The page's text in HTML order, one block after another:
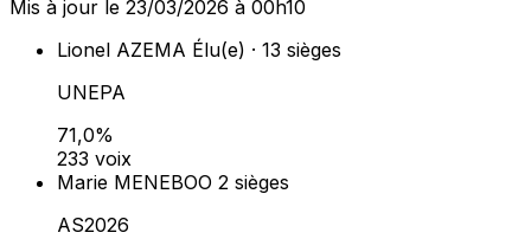
Mis à jour le 23/03/2026 à 00h10
Lionel AZEMA Élu(e) · 13 sièges
UNEPA
71,0%
233 voix
Marie MENEBOO 2 sièges
AS2026